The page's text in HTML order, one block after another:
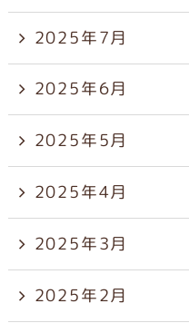
2025年7月
2025年6月
2025年5月
2025年4月
2025年3月
2025年2月